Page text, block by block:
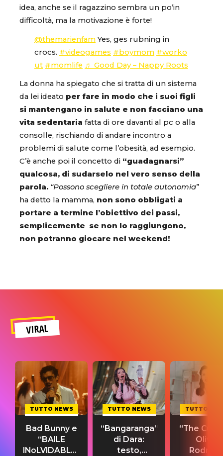
idea, anche se il ragazzino sembra un po’in
difficoltà, ma la motivazione è forte!
@themarienfamYes, ges rubning in
crocs. #videogames #boymom #worko
ut #momlife ♬ Good Day – Nappy Roots
La donna ha spiegato che si tratta di un sistema
da lei ideato per fare in modo che i suoi figli
si mantengano in salute e non facciano una
vita sedentaria fatta di ore davanti al pc o alla
consolle, rischiando di andare incontro a
problemi di salute come l’obesità, ad esempio.
C’è anche poi il concetto di “guadagnarsi”
qualcosa, di sudarselo nel vero senso della
parola. “Possono scegliere in totale autonomia”
ha detto la mamma, non sono obbligati a
portare a termine l’obiettivo dei passi,
semplicemente se non lo raggiungono,
non potranno giocare nel weekend!
VIRAL
TUTTO NEWS
Bad Bunny e
“BAILE
INoLVIDABLE”:
TUTTO NEWS
“Bangaranga”
di Dara:
testo,
TUTTO
“The
Olivia